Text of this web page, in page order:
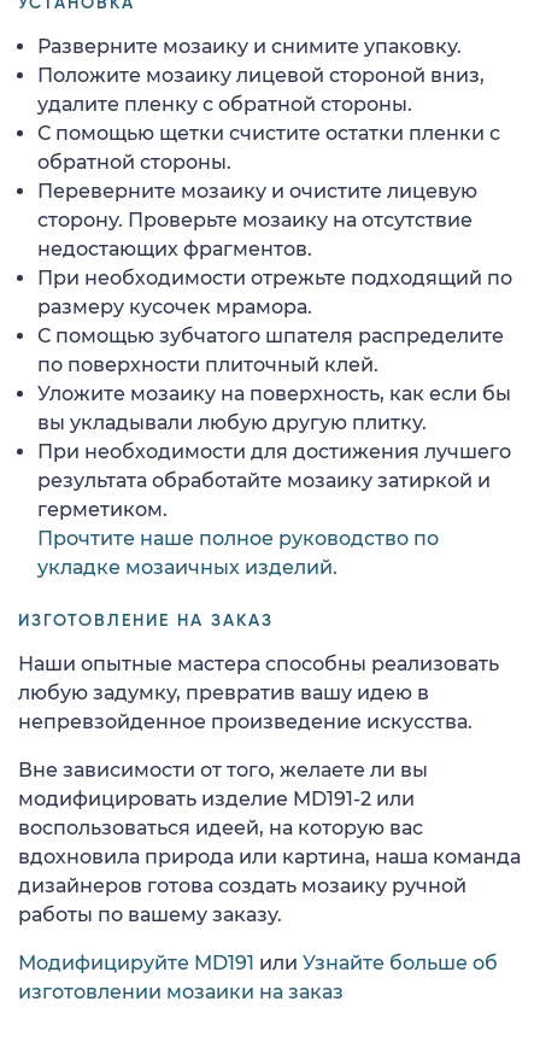
Разверните мозаику и снимите упаковку.
Положите мозаику лицевой стороной вниз,
удалите пленку с обратной стороны.
С помощью щетки счистите остатки пленки с
обратной стороны.
Переверните мозаику и очистите лицевую
сторону. Проверьте мозаику на отсутствие
недостающих фрагментов.
При необходимости отрежьте подходящий по
размеру кусочек мрамора.
С помощью зубчатого шпателя распределите
по поверхности плиточный клей.
Уложите мозаику на поверхность, как если бы
вы укладывали любую другую плитку.
При необходимости для достижения лучшего
результата обработайте мозаику затиркой и
герметиком.
Прочтите наше полное руководство по
укладке мозаичных изделий.
ИЗГОТОВЛЕНИЕ НА ЗАКАЗ
Наши опытные мастера способны реализовать
любую задумку, превратив вашу идею в
непревзойденное произведение искусства.
Вне зависимости от того, желаете ли вы
модифицировать изделие MD191-2 или
воспользоваться идеей, на которую вас
вдохновила природа или картина, наша команда
дизайнеров готова создать мозаику ручной
работы по вашему заказу.
Модифицируйте MD191 или Узнайте больше об
изготовлении мозаики на заказ